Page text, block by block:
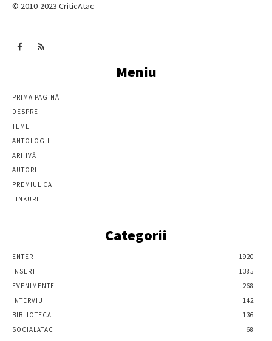
© 2010-2023 CriticAtac
Meniu
PRIMA PAGINĂ
DESPRE
TEME
ANTOLOGII
ARHIVĂ
AUTORI
PREMIUL CA
LINKURI
Categorii
ENTER
1920
INSERT
1385
EVENIMENTE
268
INTERVIU
142
BIBLIOTECA
136
SOCIALATAC
68